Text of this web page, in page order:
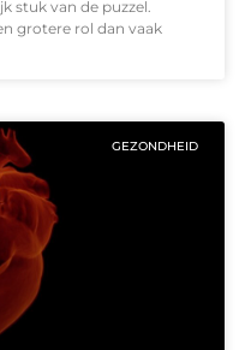
stuk van de puzzel.
grotere rol dan vaak
GEZONDHEID